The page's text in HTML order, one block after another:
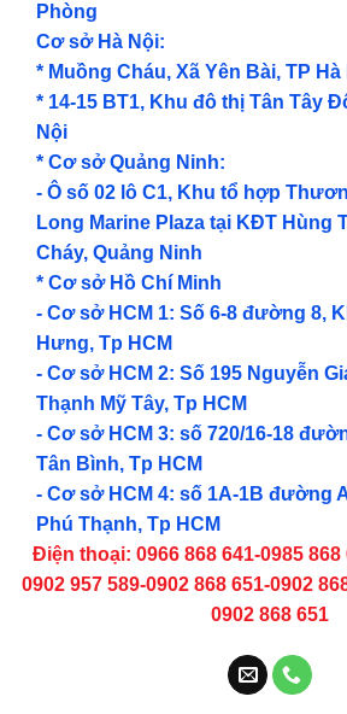
Phòng
Cơ sở Hà Nội:
* Muồng Cháu, Xã Yên Bài, TP Hà
* 14-15 BT1, Khu đô thị Tân Tây
Nội
* Cơ sở Quảng Ninh:
- Ô số 02 lô C1, Khu tổ hợp
Long Marine Plaza tại KĐT Hùng
Cháy, Quảng Ninh
* Cơ sở Hồ Chí Minh
- Cơ sở HCM 1: Số 6-8 đường 8,
Hưng, Tp HCM
- Cơ sở HCM 2: Số 195 Nguyễn
Thạnh Mỹ Tây, Tp HCM
- Cơ sở HCM 3: số 720/16-18
Tân Bình, Tp HCM
- Cơ sở HCM 4: số 1A-1B đường
Phú Thạnh, Tp HCM
Điện thoại: 0966 868 641-0985 868
0902 957 589-0902 868 651-0902
0902 868 651